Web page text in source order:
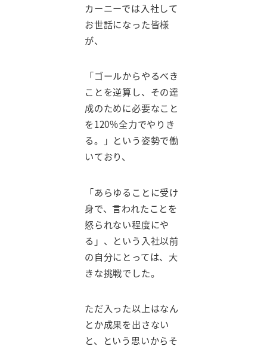
カーニーでは入社して
お世話になった皆様
が、
「ゴールからやるべき
ことを逆算し、その達
成のために必要なこと
を120%全力でやりき
る。」という姿勢で働
いており、
「あらゆることに受け
身で、言われたことを
怒られない程度にや
る」、という入社以前
の自分にとっては、大
きな挑戦でした。
ただ入った以上はなん
とか成果を出さない
と、という思いからそ